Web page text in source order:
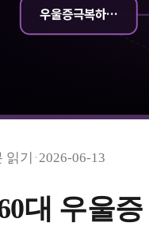
우울증극복하…
읽기 ·2026-06-13
대 우울